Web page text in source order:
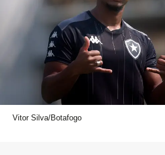
Vitor Silva/Botafogo